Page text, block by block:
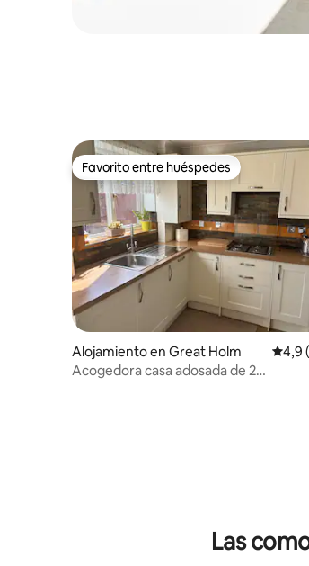
Favorito entre huéspedes
Favorito entre huéspedes
Alojamiento en Great Holm
4,9
Acogedora casa adosada de 2
Las